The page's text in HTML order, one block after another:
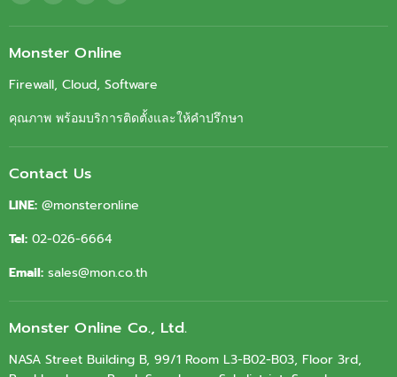
us
on
Facebook
us
on
Youtube
us
on
LinkedIn
on
Monster Online
Firewall, Cloud, Software
คุณภาพ พร้อมบริการติดตั้งและให้คำปรึกษา
Contact Us
LINE: @monsteronline
Tel: 02-026-6664
Email: sales@mon.co.th
Monster Online Co., Ltd.
NASA Street Building B, 99/1 Room L3-B02-B03, Floor 3rd,